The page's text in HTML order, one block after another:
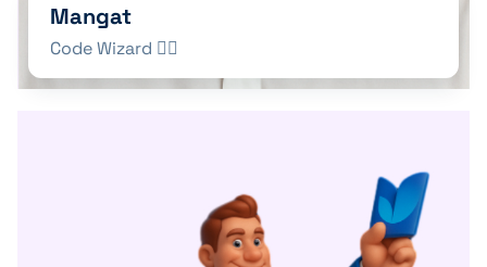
Mangat
Code Wizard 🧙‍♂️